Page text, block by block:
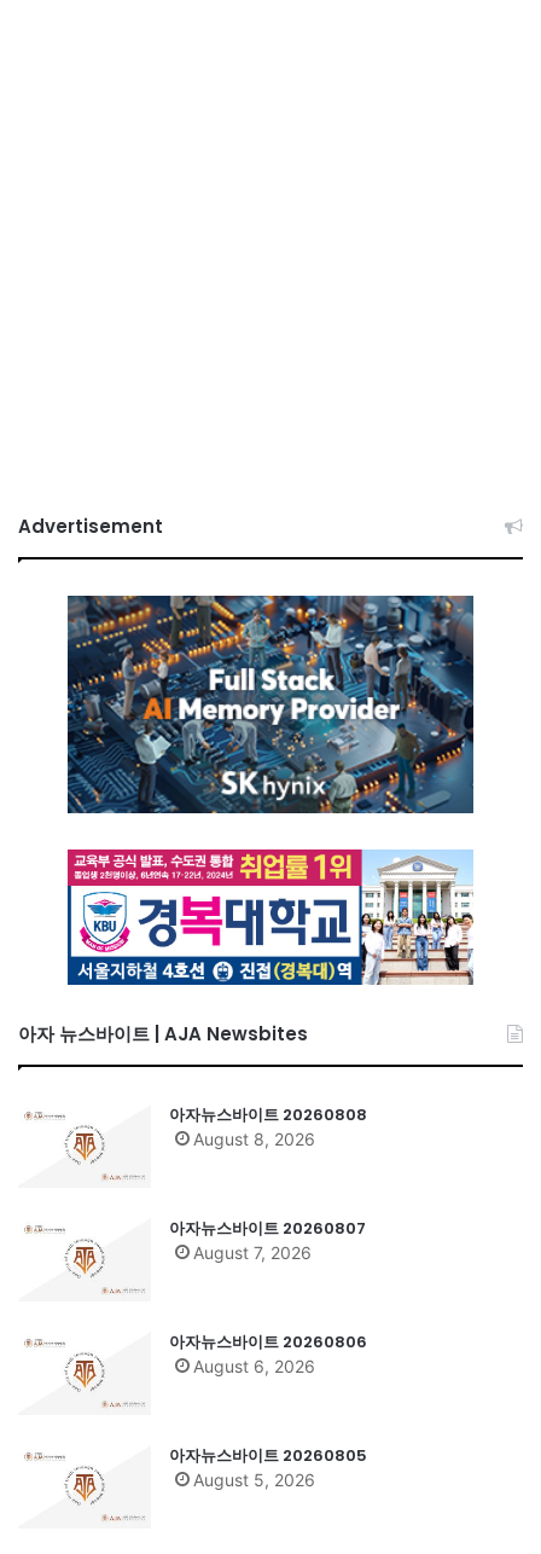
Advertisement
아자 뉴스바이트 | AJA Newsbites
아자뉴스바이트 20260808
August 8, 2026
아자뉴스바이트 20260807
August 7, 2026
아자뉴스바이트 20260806
August 6, 2026
아자뉴스바이트 20260805
August 5, 2026